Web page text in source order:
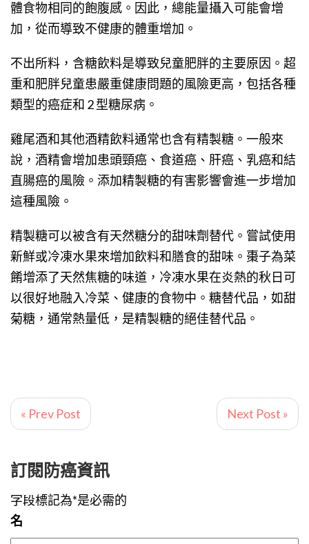
體食物相同的飽腹感。因此，總能量攝入可能會增
加，從而導致不健康的體重增加。
不出所料，含糖飲料是導致兒童肥胖的主要原因。超
重和肥胖兒童患嚴重健康問題的風險更高，包括各種
類型的癌症和 2 型糖尿病。
雞尾酒和其他酒精飲料通常也含有精製糖。一般來
說，酒精會增加患頭頸癌、食道癌、肝癌、乳癌和結
直腸癌的風險。添加精製糖的有害影響會進一步增加
這種風險。
精製糖可以被含有天然糖分的甜味劑替代。嘗試使用
新鮮或冷凍水果來增加飲料和膳食的甜味。棗子為菜
餚增添了天然焦糖的味道，冷凍水果在炎熱的秋日可
以很好地融入冷菜、健康的食物中。糖替代品，如甜
菊糖，通常熱量低，是精製糖的絕佳替代品。
« Prev Post Next Post »
訂閱防癌資訊
字段標記為*是必需的
名